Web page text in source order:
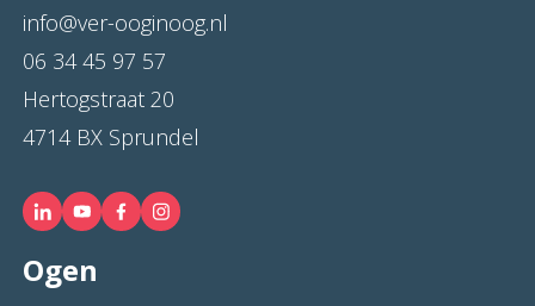
info@ver-ooginoog.nl
06 34 45 97 57
Hertogstraat 20
4714 BX Sprundel
Ogen